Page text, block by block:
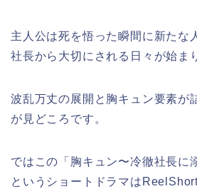
主人公は死を悟った瞬間に新たな
社長から大切にされる日々が始ま
波乱万丈の展開と胸キュン要素が
が見どころです。
ではこの 「 胸キュン〜冷徹社長に
という ショートドラマは